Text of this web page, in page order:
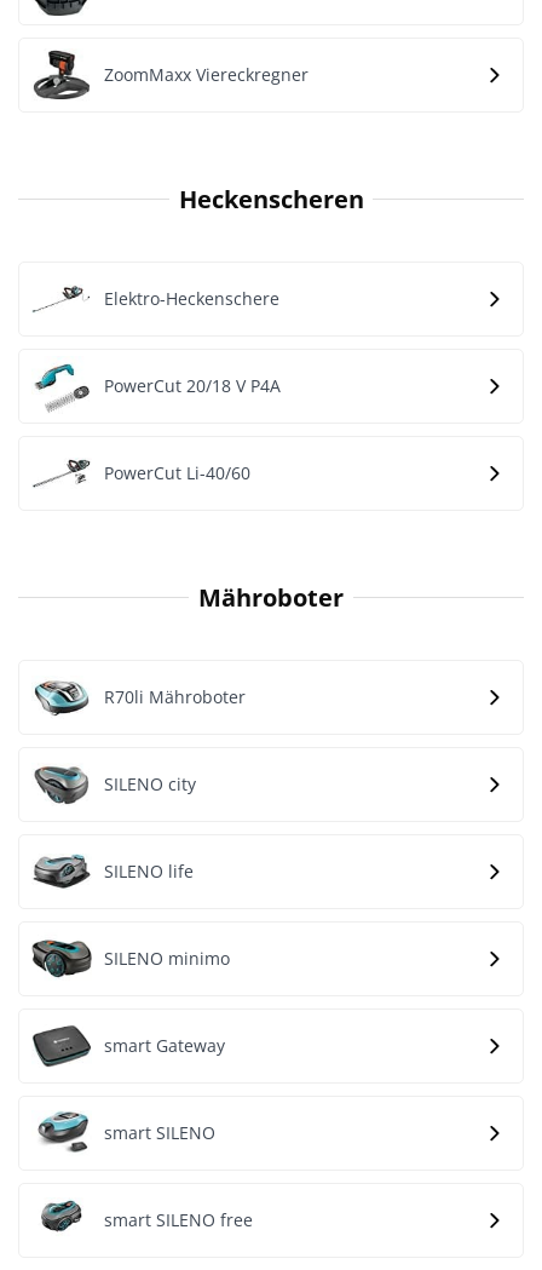
ZoomMaxx Viereckregner
Heckenscheren
Elektro-Heckenschere
PowerCut 20/18 V P4A
PowerCut Li-40/60
Mähroboter
R70li Mähroboter
SILENO city
SILENO life
SILENO minimo
smart Gateway
smart SILENO
smart SILENO free